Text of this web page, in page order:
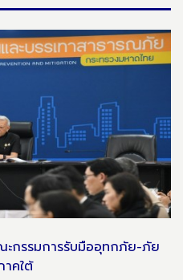
กรรมการรับมืออุทกภัย-ภัย
คใต้